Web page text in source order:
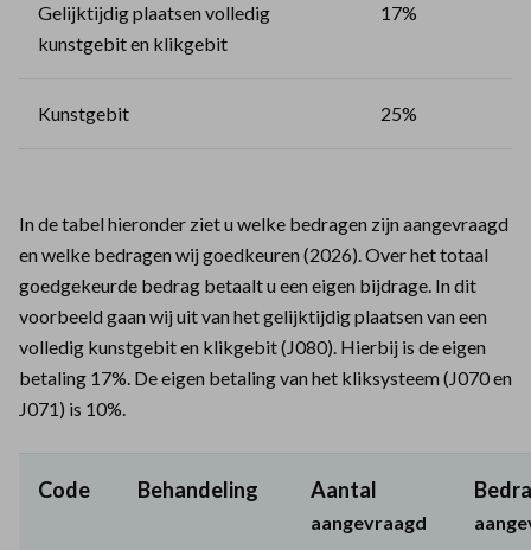
Gelijktijdig plaatsen volledig
kunstgebit en klikgebit
17%
Kunstgebit 25%
In de tabel hieronder ziet u welke bedragen zijn aangevraagd
en welke bedragen wij goedkeuren (2026). Over het totaal
goedgekeurde bedrag betaalt u een eigen bijdrage. In dit
voorbeeld gaan wij uit van het gelijktijdig plaatsen van een
volledig kunstgebit en klikgebit (J080). Hierbij is de eigen
betaling 17%. De eigen betaling van het kliksysteem (J070 en
J071) is 10%.
Code Behandeling Aantal
aangevraagd